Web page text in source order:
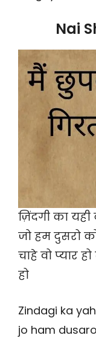
Nai
ज़िंदगी का यही
जो हम दुसरो
चाहे वो प्यार
हो
Zindagi ka
jo ham